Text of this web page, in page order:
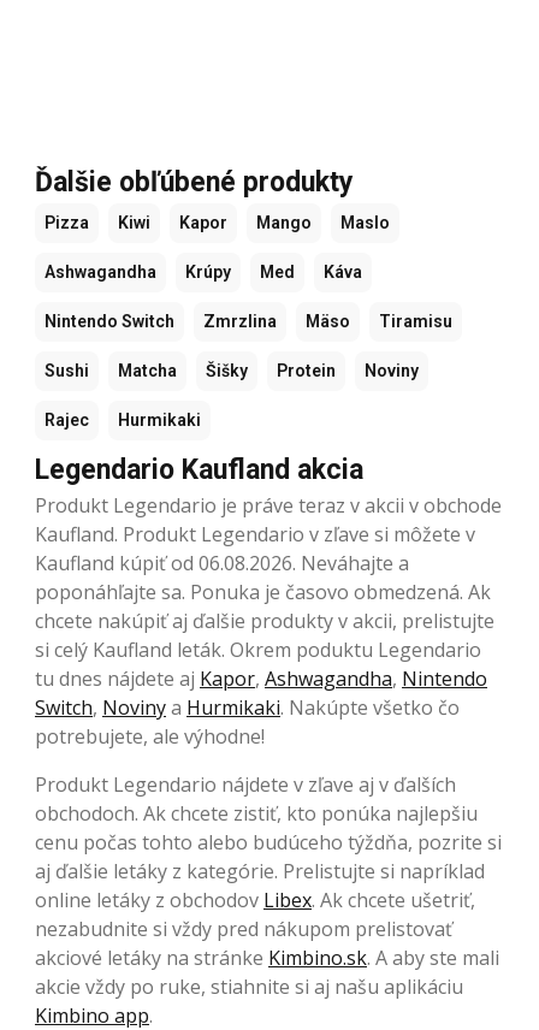
Ďalšie obľúbené produkty
Pizza Kiwi Kapor Mango Maslo
Ashwagandha Krúpy Med Káva
Nintendo Switch Zmrzlina Mäso Tiramisu
Sushi Matcha Šišky Protein Noviny
Rajec Hurmikaki
Legendario Kaufland akcia
Produkt Legendario je práve teraz v akcii v obchode
Kaufland. Produkt Legendario v zľave si môžete v
Kaufland kúpiť od 06.08.2026. Neváhajte a
poponáhľajte sa. Ponuka je časovo obmedzená. Ak
chcete nakúpiť aj ďalšie produkty v akcii, prelistujte
si celý Kaufland leták. Okrem poduktu Legendario
tu dnes nájdete aj Kapor, Ashwagandha, Nintendo
Switch, Novinya Hurmikaki. Nakúpte všetko čo
potrebujete, ale výhodne!
Produkt Legendario nájdete v zľave aj v ďalších
obchodoch. Ak chcete zistiť, kto ponúka najlepšiu
cenu počas tohto alebo budúceho týždňa, pozrite si
aj ďalšie letáky z kategórie. Prelistujte si napríklad
online letáky z obchodov Libex. Ak chcete ušetriť,
nezabudnite si vždy pred nákupom prelistovať
akciové letáky na stránke Kimbino.sk. A aby ste mali
akcie vždy po ruke, stiahnite si aj našu aplikáciu
Kimbino app.